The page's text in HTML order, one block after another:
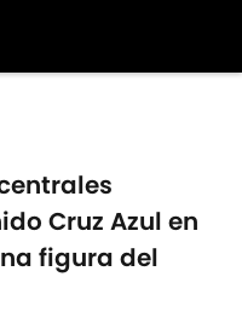
Cruz Azul en
figura del